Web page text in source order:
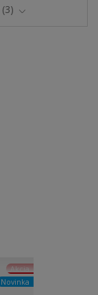
3
Akcia
Novinka